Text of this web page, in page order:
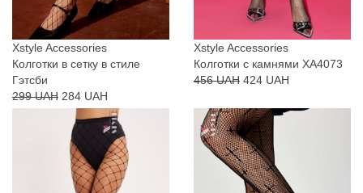
Xstyle Accessories
Колготки в сетку в стиле
Гэтсби
299 UAH 284 UAH
Xstyle Accessories
Колготки с камнями XA4073
456 UAH 424 UAH